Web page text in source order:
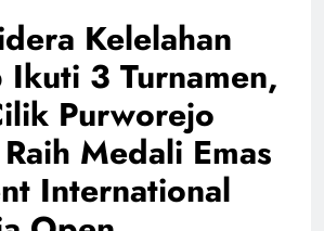
Kelelahan
3 Turnamen,
Purworejo
Medali Emas
International